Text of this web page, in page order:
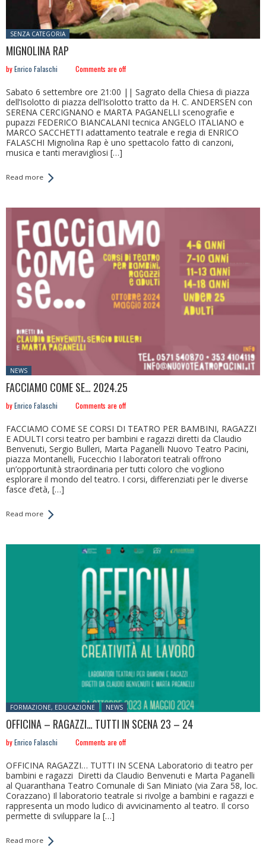
Posted in:
SENZA CATEGORIA
MIGNOLINA RAP
byEnrico Falaschi Comments are off
Sabato 6 settembre ore 21:00 || Sagrato della Chiesa di piazza
dell’Isolotto di piazza dell’Isolotto tratto da H. C. ANDERSEN con
SERENA CERCIGNANO e MARTA PAGANELLI scenografie e
pupazzi FEDERICO BIANCALANI tecnica ANGELO ITALIANO e
MARCO SACCHETTI adattamento teatrale e regia di ENRICO
FALASCHI Mignolina Rap è uno spettacolo fatto di canzoni,
musica e tanti meravigliosi […]
Read more
Posted
in:
NEWS
FACCIAMO COME SE… 2024.25
byEnrico Falaschi Comments are off
FACCIAMO COME SE CORSI DI TEATRO PER BAMBINI, RAGAZZI
E ADULTI corsi teatro per bambini e ragazzi diretti da Claudio
Benvenuti, Sergio Bulleri, Marta Paganelli Nuovo Teatro Pacini,
piazza Montanelli, Fucecchio I laboratori teatrali offrono
un’opportunità straordinaria per tutti coloro che vogliono
esplorare il mondo del teatro. I corsi, differenziati per le diverse
fasce d’età, […]
Read more
Posted in:
FORMAZIONE, EDUCAZIONE NEWS
OFFICINA – RAGAZZI… TUTTI IN SCENA 23 – 24
byEnrico Falaschi Comments are off
OFFICINA RAGAZZI… TUTTI IN SCENA Laboratorio di teatro per
bambini e ragazzi Diretti da Claudio Benvenuti e Marta Paganelli
al Quaranthana Teatro Comunale di San Miniato (via Zara 58, loc.
Corazzano) Il laboratorio teatrale si rivolge a bambini e ragazzi e
rappresenta un modo ludico di avvicinamento al teatro. Il corso
permette di sviluppare la […]
Read more